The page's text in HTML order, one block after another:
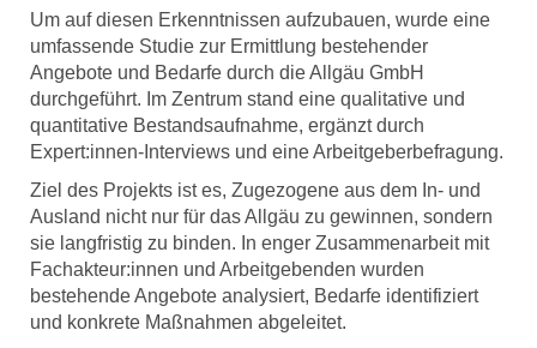
Um auf diesen Erkenntnissen aufzubauen, wurde eine
umfassende Studie zur Ermittlung bestehender
Angebote und Bedarfe durch die Allgäu GmbH
durchgeführt. Im Zentrum stand eine qualitative und
quantitative Bestandsaufnahme, ergänzt durch
Expert:innen-Interviews und eine Arbeitgeberbefragung.
Ziel des Projekts ist es, Zugezogene aus dem In- und
Ausland nicht nur für das Allgäu zu gewinnen, sondern
sie langfristig zu binden. In enger Zusammenarbeit mit
Fachakteur:innen und Arbeitgebenden wurden
bestehende Angebote analysiert, Bedarfe identifiziert
und konkrete Maßnahmen abgeleitet.